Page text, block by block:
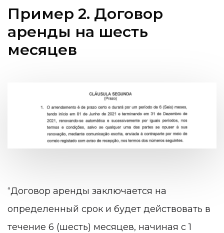
Пример 2. Договор
аренды на шесть
месяцев
“Договор аренды заключается на
определенный срок и будет действовать в
течение 6 (шесть) месяцев, начиная с 1